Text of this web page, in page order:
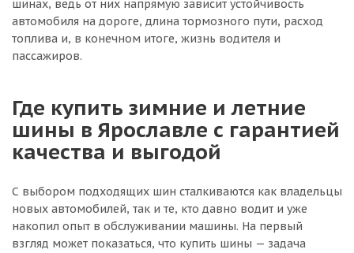
шинах, ведь от них напрямую зависит устойчивость
автомобиля на дороге, длина тормозного пути, расход
топлива и, в конечном итоге, жизнь водителя и
пассажиров.
Где купить зимние и летние
шины в Ярославле с гарантией
качества и выгодой
С выбором подходящих шин сталкиваются как владельцы
новых автомобилей, так и те, кто давно водит и уже
накопил опыт в обслуживании машины. На первый
взгляд может показаться, что купить шины — задача